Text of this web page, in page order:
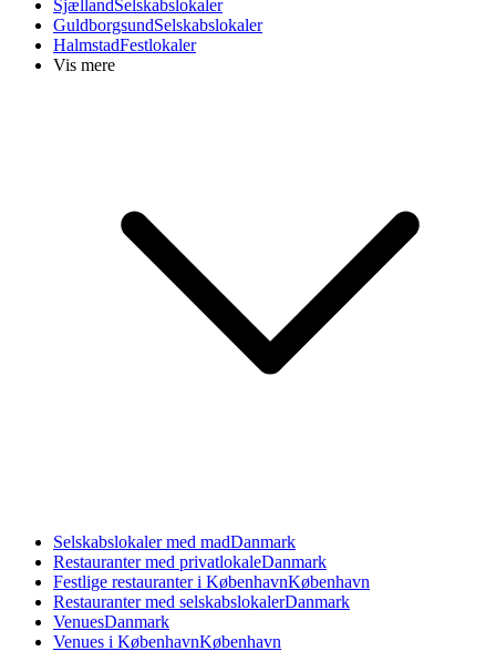
SjællandSelskabslokaler
GuldborgsundSelskabslokaler
HalmstadFestlokaler
Vis mere
Selskabslokaler med madDanmark
Restauranter med privatlokaleDanmark
Festlige restauranter i KøbenhavnKøbenhavn
Restauranter med selskabslokalerDanmark
VenuesDanmark
Venues i KøbenhavnKøbenhavn